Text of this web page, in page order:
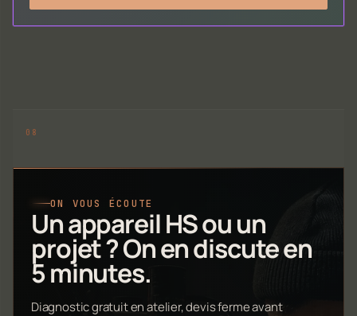
ON VOUS ÉCOUTE
Un appareil HS ou un
projet ? On en discute en
5 minutes.
Diagnostic gratuit en atelier, devis ferme avant